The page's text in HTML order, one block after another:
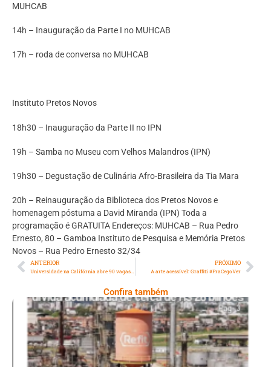
MUHCAB
14h – Inauguração da Parte I no MUHCAB
17h – roda de conversa no MUHCAB
Instituto Pretos Novos
18h30 – Inauguração da Parte II no IPN
19h – Samba no Museu com Velhos Malandros (IPN)
19h30 – Degustação de Culinária Afro-Brasileira da Tia Mara
20h – Reinauguração da Biblioteca dos Pretos Novos e
homenagem póstuma a David Miranda (IPN) Toda a
programação é GRATUITA Endereços: MUHCAB – Rua Pedro
Ernesto, 80 – Gamboa Instituto de Pesquisa e Memória Pretos
Novos – Rua Pedro Ernesto 32/34
ANTERIOR PRÓXIMO
A arte acessível: Graffiti #PraCegoVer
Confira também
Ano X – Número 367 08 A 14 De Agosto De
2026